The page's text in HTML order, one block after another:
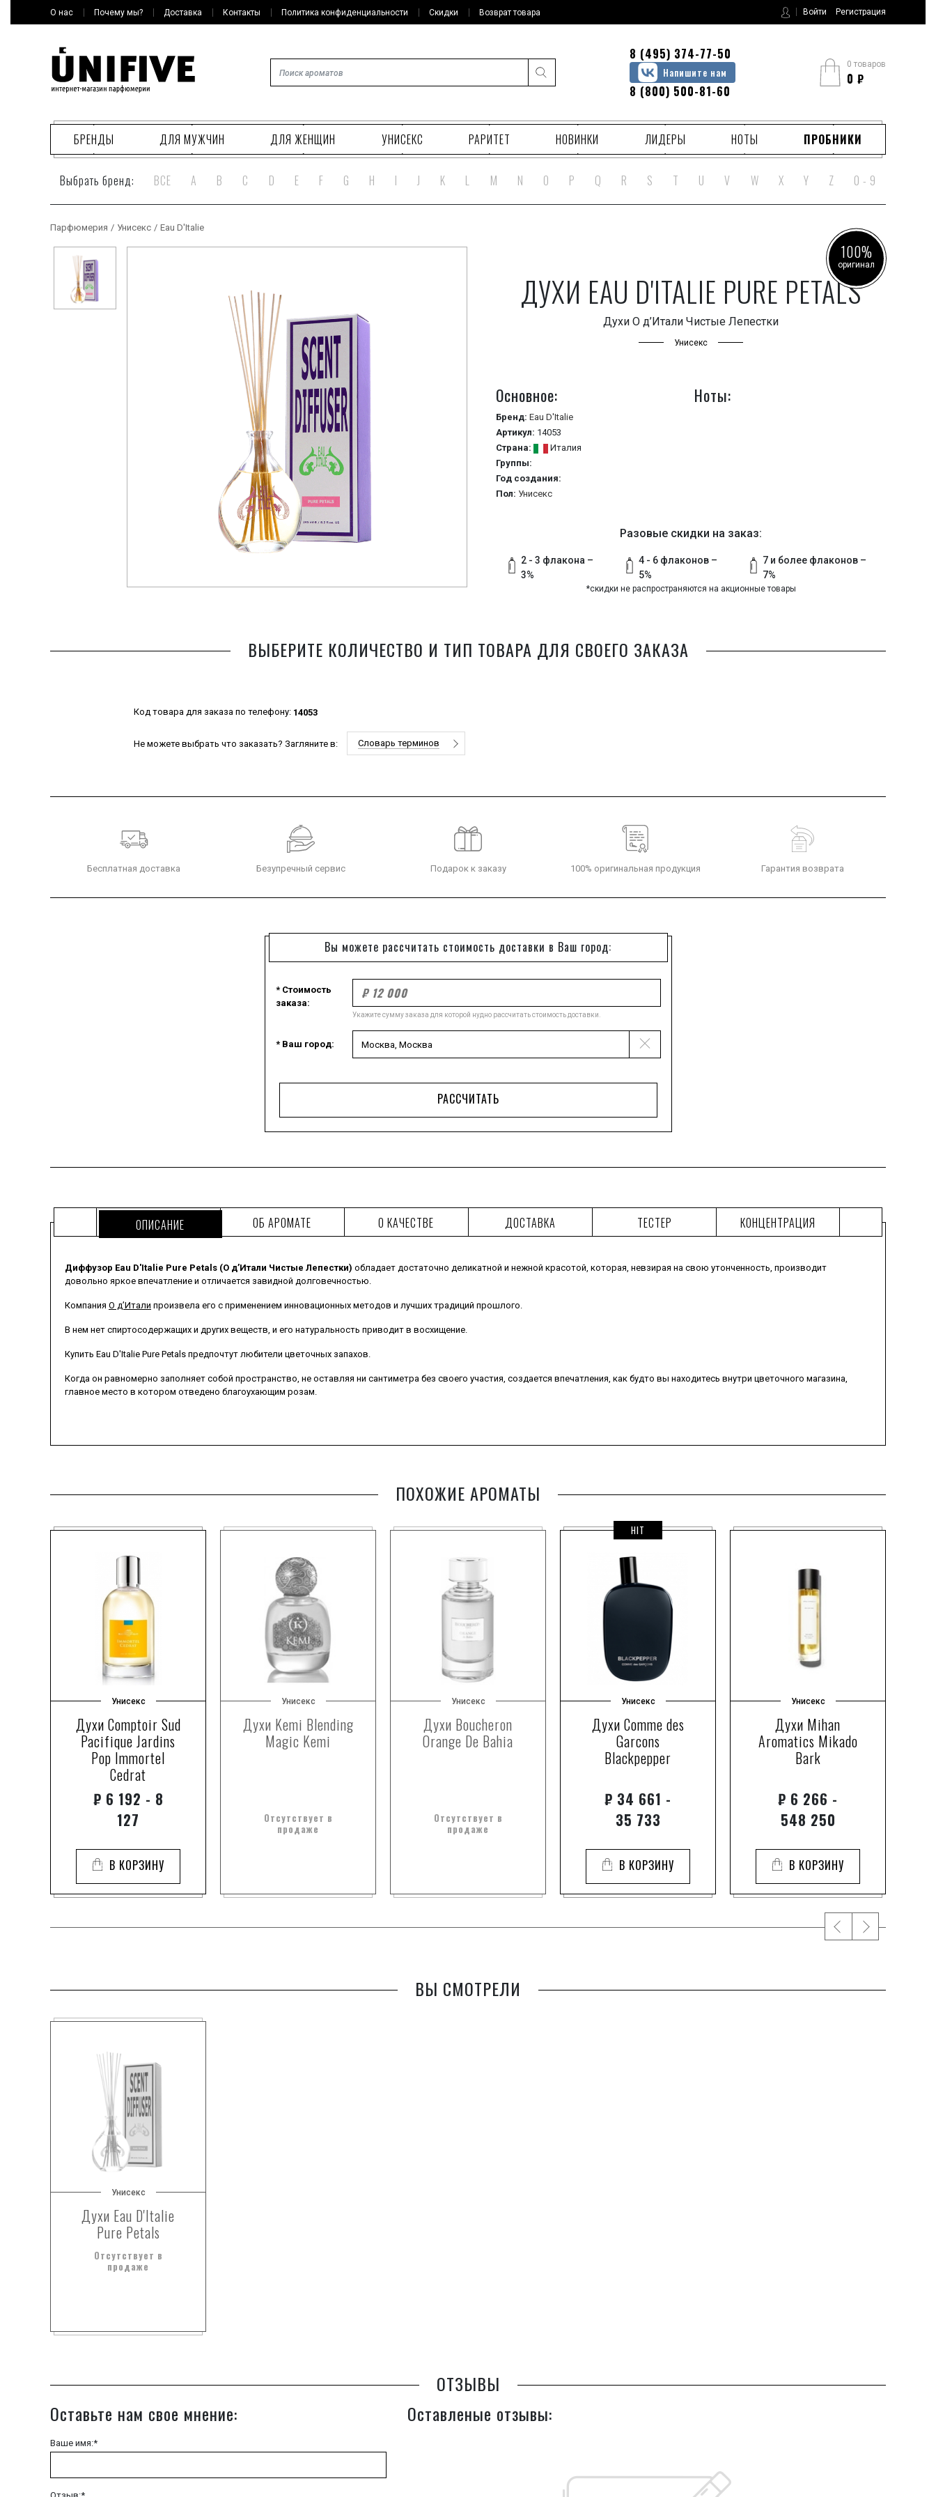
О нас Почему мы? Доставка Контакты Политика конфиденциальности Скидки Возврат товара Войти Регистрация
8 (495) 374-77-50
Напишите нам
8 (800) 500-81-60
0 товаров
0 ₽
БРЕНДЫ ДЛЯ МУЖЧИН ДЛЯ ЖЕНЩИН УНИСЕКС РАРИТЕТ НОВИНКИ ЛИДЕРЫ НОТЫ ПРОБНИКИ
Выбрать бренд: ВСЕ A B C D E F G H I J K L M N O P Q R S T U V W X Y Z 0 - 9
Парфюмерия / Унисекс / Eau D'Italie
100%
оригинал
ДУХИ EAU D'ITALIE PURE PETALS
Духи О д’Итали Чистые Лепестки
Унисекс
Основное:
Бренд: Eau D'Italie
Артикул: 14053
Страна:
Италия
Группы:
Год создания:
Пол: Унисекс
Ноты:
Разовые скидки на заказ:
2 - 3 флакона –
3%
4 - 6 флаконов –
5%
7 и более флаконов –
7%
*скидки не распространяются на акционные товары
ВЫБЕРИТЕ КОЛИЧЕСТВО И ТИП ТОВАРА ДЛЯ СВОЕГО ЗАКАЗА
Код товара для заказа по телефону: 14053
Не можете выбрать что заказать? Загляните в: Словарь терминов
Бесплатная доставка Безупречный сервис Подарок к заказу 100% оригинальная продукция Гарантия возврата
Вы можете рассчитать стоимость доставки в Ваш город:
* Стоимость
заказа:
Укажите сумму заказа для которой нудно рассчитать стоимость доставки.
* Ваш город:
РАССЧИТАТЬ
ОПИСАНИЕ ОБ АРОМАТЕ О КАЧЕСТВЕ ДОСТАВКА ТЕСТЕР КОНЦЕНТРАЦИЯ
Диффузор Eau D'Italie Pure Petals (О д’Итали Чистые Лепестки) обладает достаточно деликатной и нежной красотой, которая, невзирая на свою утонченность, производит
довольно яркое впечатление и отличается завидной долговечностью.
Компания О д’Итали произвела его с применением инновационных методов и лучших традиций прошлого.
В нем нет спиртосодержащих и других веществ, и его натуральность приводит в восхищение.
Купить Eau D'Italie Pure Petals предпочтут любители цветочных запахов.
Когда он равномерно заполняет собой пространство, не оставляя ни сантиметра без своего участия, создается впечатления, как будто вы находитесь внутри цветочного магазина,
главное место в котором отведено благоухающим розам.
ПОХОЖИЕ АРОМАТЫ
Унисекс
Духи Comptoir Sud
Pacifique Jardins
Pop Immortel
Cedrat
₽ 6 192 - 8
127
В КОРЗИНУ
Унисекс
Духи Kemi Blending
Magic Kemi
Отсутствует в
продаже
Унисекс
Духи Boucheron
Orange De Bahia
Отсутствует в
продаже
HIT
Унисекс
Духи Comme des
Garcons
Blackpepper
₽ 34 661 -
35 733
В КОРЗИНУ
Унисекс
Духи Mihan
Aromatics Mikado
Bark
₽ 6 266 -
548 250
В КОРЗИНУ
ВЫ СМОТРЕЛИ
Унисекс
Духи Eau D'Italie
Pure Petals
Отсутствует в
продаже
ОТЗЫВЫ
Оставьте нам свое мнение:
Ваше имя:*
Оставленые отзывы: